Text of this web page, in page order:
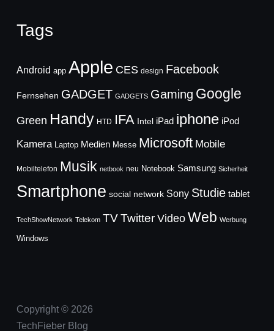
Tags
Android app Apple CES design Facebook
Fernsehen GADGET GADGETS Gaming Google
Green Handy HTD IFA Intel iPad iphone iPod
Kamera Laptop Medien Messe Microsoft Mobile
Mobiltelefon Musik netbook neu Notebook Samsung Sicherheit
Smartphone social network Sony Studie tablet
TechShowNetwork Telekom TVTwitter Video Web Werbung
Windows
Copyright © 2026
TechFieber Blog